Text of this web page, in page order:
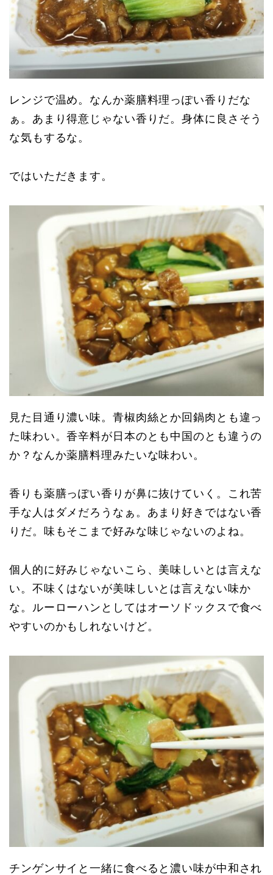
レンジで温め。なんか薬膳料理っぽい香りだな
ぁ。あまり得意じゃない香りだ。身体に良さそう
な気もするな。
ではいただきます。
見た目通り濃い味。青椒肉絲とか回鍋肉とも違っ
た味わい。香辛料が日本のとも中国のとも違うの
か？なんか薬膳料理みたいな味わい。
香りも薬膳っぽい香りが鼻に抜けていく。これ苦
手な人はダメだろうなぁ。あまり好きではない香
りだ。味もそこまで好みな味じゃないのよね。
個人的に好みじゃないこら、美味しいとは言えな
い。不味くはないが美味しいとは言えない味か
な。ルーローハンとしてはオーソドックスで食べ
やすいのかもしれないけど。
チンゲンサイと一緒に食べると濃い味が中和され